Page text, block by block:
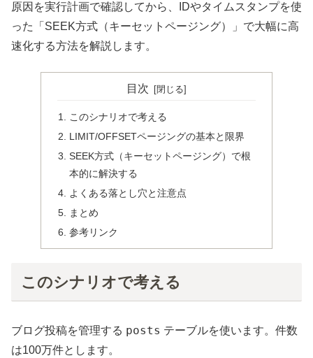
原因を実行計画で確認してから、IDやタイムスタンプを使
った「SEEK方式（キーセットページング）」で大幅に高
速化する方法を解説します。
目次
このシナリオで考える
LIMIT/OFFSETページングの基本と限界
SEEK方式（キーセットページング）で根
本的に解決する
よくある落とし穴と注意点
まとめ
参考リンク
このシナリオで考える
ブログ投稿を管理する posts テーブルを使います。件数
は100万件とします。